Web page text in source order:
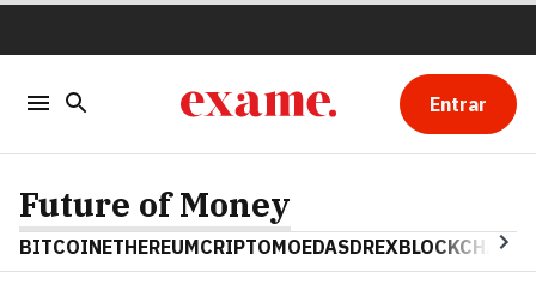
Entrar
Future of Money
BITCOINETHEREUMCRIPTOMOEDASDREXBLOCKCHAIN